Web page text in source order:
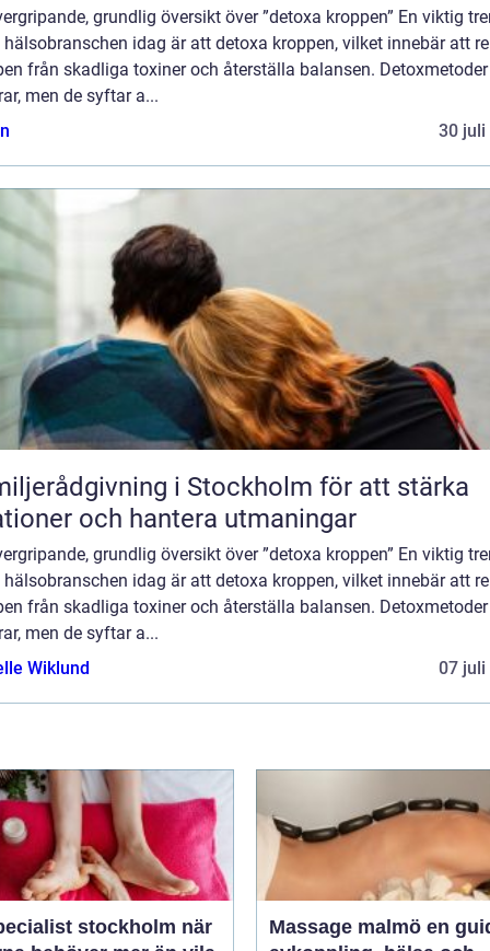
grundlig översikt över ”detoxa kroppen” En viktig
idag är att detoxa kroppen, vilket innebär att
från skadliga toxiner och återställa balansen. Detoxmetoder
men de syftar a...
30 juli
i Stockholm för att stärka
och hantera utmaningar
grundlig översikt över ”detoxa kroppen” En viktig
idag är att detoxa kroppen, vilket innebär att
från skadliga toxiner och återställa balansen. Detoxmetoder
men de syftar a...
Wiklund
07 juli
stockholm när
Massage malmö en guide till